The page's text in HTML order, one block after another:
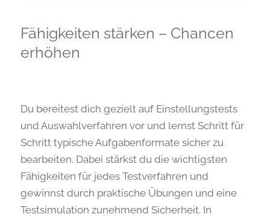
Fähigkeiten stärken – Chancen
erhöhen
Du bereitest dich gezielt auf Einstellungstests
und Auswahlverfahren vor und lernst Schritt für
Schritt typische Aufgabenformate sicher zu
bearbeiten. Dabei stärkst du die wichtigsten
Fähigkeiten für jedes Testverfahren und
gewinnst durch praktische Übungen und eine
Testsimulation zunehmend Sicherheit. In